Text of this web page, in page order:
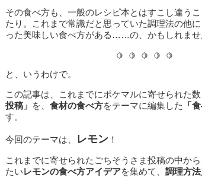
その食べ方も、一般のレシピ本とはすこし違う
たり。これまで常識だと思っていた調理法の他
った美味しい食べ方がある……の、かもしれませ
🍋 🍋 🍋 🍋 🍋
と、いうわけで。
この記事は、これまでにポケマルに寄せられた
投稿」 を、 食材の食べ方をテーマに編集した 「
す。
今回のテーマは、 レモン ！
これまでに寄せられたごちそうさま投稿の中か
たいレモンの食べ方アイデアを集めて、 調理方法